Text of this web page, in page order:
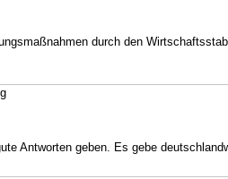
durch den
Antworten geben. Es gebe